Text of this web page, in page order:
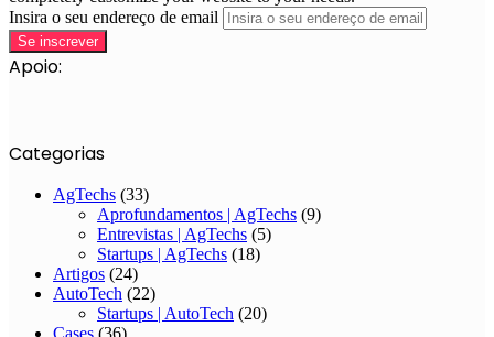
Insira o seu endereço de email
Apoio:
Categorias
AgTechs (33)
Aprofundamentos | AgTechs (9)
Entrevistas | AgTechs (5)
Startups | AgTechs (18)
Artigos (24)
AutoTech (22)
Startups | AutoTech (20)